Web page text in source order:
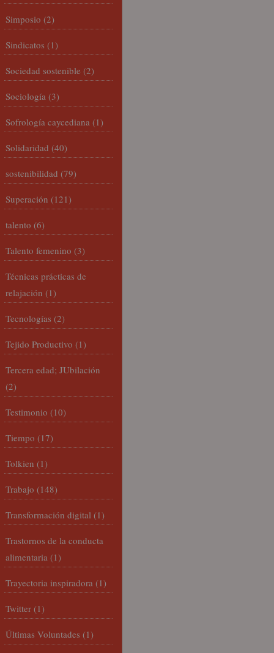
Simposio (2)
Sindicatos (1)
Sociedad sostenible (2)
Sociología (3)
Sofrología caycediana (1)
Solidaridad (40)
sostenibilidad (79)
Superación (121)
talento (6)
Talento femenino (3)
Técnicas prácticas de
relajación (1)
Tecnologías (2)
Tejido Productivo (1)
Tercera edad; JUbilación
(2)
Testimonio (10)
Tiempo (17)
Tolkien (1)
Trabajo (148)
Transformación digital (1)
Trastornos de la conducta
alimentaria (1)
Trayectoria inspiradora (1)
Twitter (1)
Últimas Voluntades (1)